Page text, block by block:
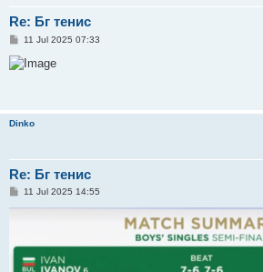
Re: Бг тенис
P
s
t
11 Jul 2025 07:33
Dinko
Re: Бг тенис
P11 Jul 2025 14:55